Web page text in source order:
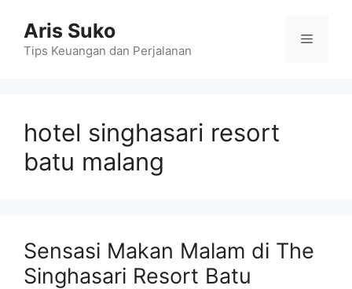
content
Aris Suko
Tips Keuangan dan Perjalanan
Menu
hotel singhasari resort
batu malang
Sensasi Makan Malam di The
Singhasari Resort Batu